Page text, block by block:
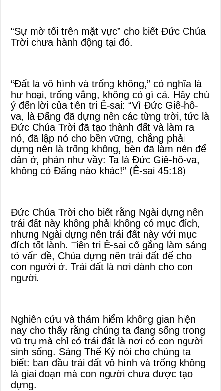
“Sự mờ tối trên mặt vực” cho biết Đức Chúa
Trời chưa hành động tại đó.
“Đất là vô hình và trống không,” có nghĩa là
hư hoại, trống vắng, không có gì cả. Hãy chú
ý đến lời của tiên tri Ê-sai: “Vì Đức Giê-hô-
va, là Đấng đã dựng nên các từng trời, tức là
Đức Chúa Trời đã tạo thành đất và làm ra
nó, đã lập nó cho bền vững, chẳng phải
dựng nên là trống không, bèn đã làm nên để
dân ở, phán như vầy: Ta là Đức Giê-hô-va,
không có Đấng nào khác!” (Ê-sai 45:18)
Đức Chúa Trời cho biết rằng Ngài dựng nên
trái đất này không phải không có mục đích,
nhưng Ngài dựng nên trái đất này với mục
đích tốt lành. Tiên tri Ê-sai cố gắng làm sáng
tỏ vấn đề, Chúa dựng nên trái đất để cho
con người ở. Trái đất là nơi dành cho con
người.
Nghiên cứu và thám hiểm không gian hiện
nay cho thấy rằng chúng ta đang sống trong
vũ trụ mà chỉ có trái đất là nơi có con người
sinh sống. Sáng Thế Ký nói cho chúng ta
biết: ban đầu trái đất vô hình và trống không
là giai đoạn mà con người chưa được tạo
dựng.